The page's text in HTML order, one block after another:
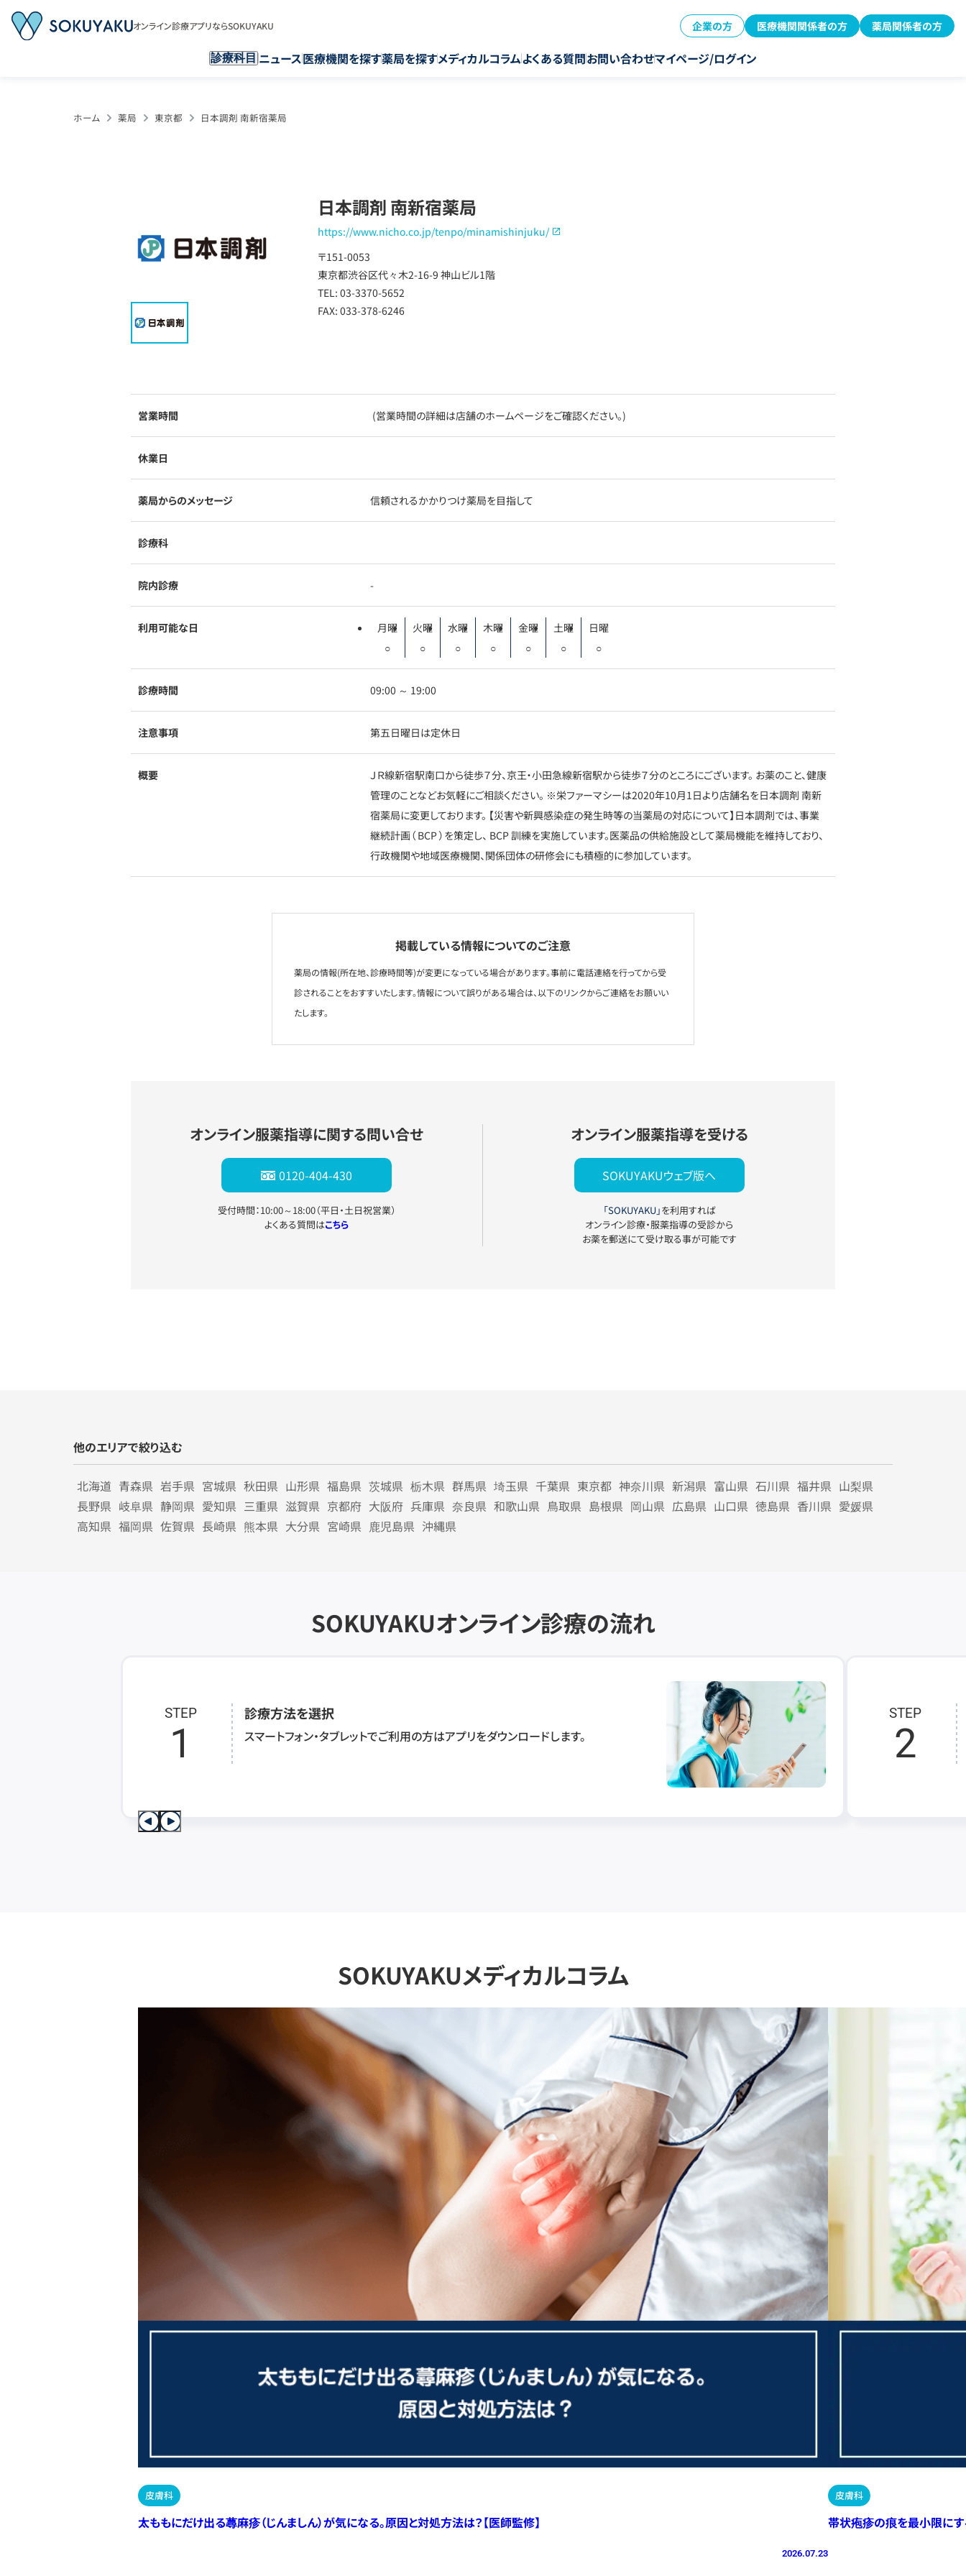
オンライン診療アプリならSOKUYAKU 企業の方 医療機関関係者の方 薬局関係者の方
診療科目 ニュース医療機関を探す薬局を探すメディカルコラムよくある質問お問い合わせマイページ/ログイン
ホーム 薬局 東京都 日本調剤 南新宿薬局
日本調剤 南新宿薬局
https://www.nicho.co.jp/tenpo/minamishinjuku/
〒151-0053
東京都渋谷区代々木2-16-9 神山ビル1階
TEL: 03-3370-5652
FAX: 033-378-6246
営業時間 (営業時間の詳細は店舗のホームページをご確認ください。)
休業日
薬局からのメッセージ 信頼されるかかりつけ薬局を目指して
診療科
院内診療 -
利用可能な日
月曜
○
火曜
○
水曜
○
木曜
○
金曜
○
土曜
○
日曜
○
診療時間 09:00 ～ 19:00
注意事項 第五日曜日は定休日
概要
ＪＲ線新宿駅南口から徒歩７分、京王・小田急線新宿駅から徒歩７分のところにございます。 お薬のこと、健康
管理のことなどお気軽にご相談ください。 ※栄ファーマシーは2020年10月1日より店舗名を日本調剤 南新
宿薬局に変更しております。 【災害や新興感染症の発生時等の当薬局の対応について】日本調剤では、事業
継続計画（ BCP ）を策定し、 BCP 訓練を実施しています。医薬品の供給施設として薬局機能を維持しており、
行政機関や地域医療機関、関係団体の研修会にも積極的に参加しています。
掲載している情報についてのご注意
薬局の情報(所在地、診療時間等)が変更になっている場合があります。事前に電話連絡を行ってから受
診されることをおすすいたします。情報について誤りがある場合は、以下のリンクからご連絡をお願いい
たします。
オンライン服薬指導に関する問い合せ
0120-404-430
受付時間：10:00～18:00（平日・土日祝営業）
よくある質問はこちら
オンライン服薬指導を受ける
SOKUYAKUウェブ版へ
「SOKUYAKU」を利用すれば
オンライン診療・服薬指導の受診から
お薬を郵送にて受け取る事が可能です
他のエリアで絞り込む
北海道 青森県 岩手県 宮城県 秋田県 山形県 福島県 茨城県 栃木県 群馬県 埼玉県 千葉県 東京都 神奈川県 新潟県 富山県 石川県 福井県 山梨県
長野県 岐阜県 静岡県 愛知県 三重県 滋賀県 京都府 大阪府 兵庫県 奈良県 和歌山県 鳥取県 島根県 岡山県 広島県 山口県 徳島県 香川県 愛媛県
高知県 福岡県 佐賀県 長崎県 熊本県 大分県 宮崎県 鹿児島県 沖縄県
SOKUYAKUオンライン診療の流れ
STEP
1
診療方法を選択
スマートフォン・タブレットでご利用の方はアプリをダウンロードします。
STEP
2
SOKUYAKUメディカルコラム
皮膚科
太ももにだけ出る蕁麻疹（じんましん）が気になる。原因と対処方法は？【医師監修】
2026.07.23
皮膚科
帯状疱疹の痕を最小限にす